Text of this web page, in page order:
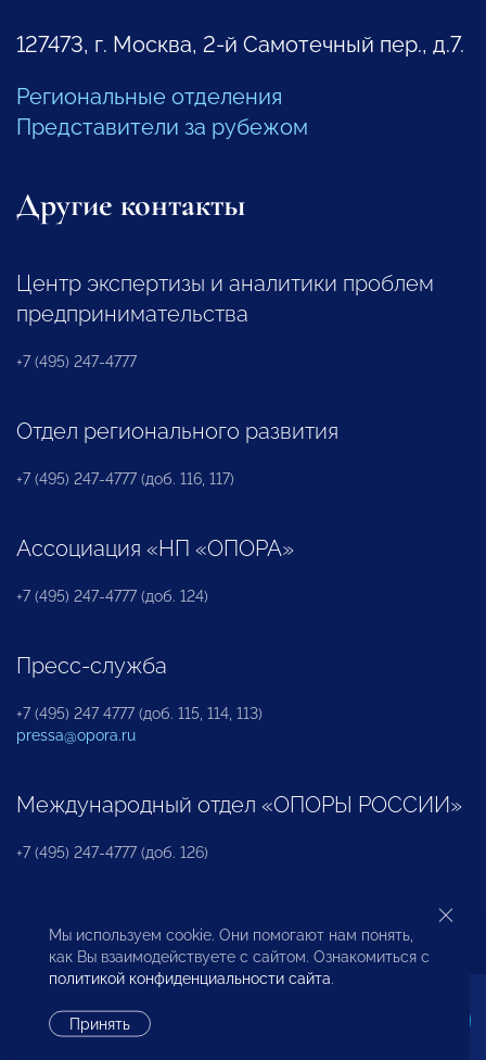
127473, г. Москва, 2-й Самотечный пер., д.7.
Региональные отделения
Представители за рубежом
Другие контакты
Центр экспертизы и аналитики проблем
предпринимательства
+7 (495) 247-4777
Отдел регионального развития
+7 (495) 247-4777 (доб. 116, 117)
Ассоциация «НП «ОПОРА»
+7 (495) 247-4777 (доб. 124)
Пресс-служба
+7 (495) 247 4777 (доб. 115, 114, 113)
pressa@opora.ru
Международный отдел «ОПОРЫ РОССИИ»
+7 (495) 247-4777 (доб. 126)
Бюро по защите прав предпринимателей и
инвесторов
Мы используем cookie. Они помогают нам понять,
как Вы взаимодействуете с сайтом. Ознакомиться с
политикой конфиденциальности сайта.
Принять